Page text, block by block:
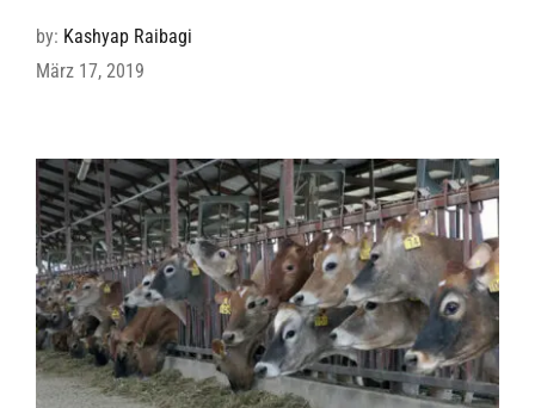
by: Kashyap Raibagi
März 17, 2019